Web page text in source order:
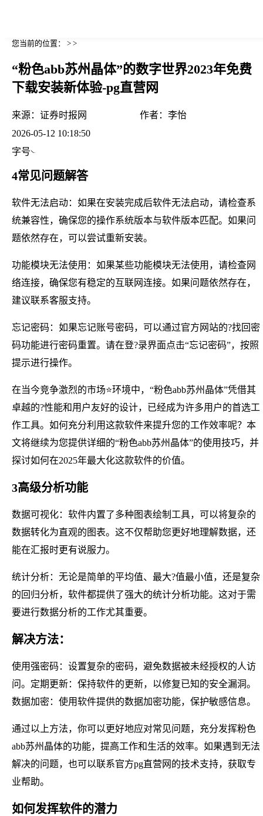
您当前的位置： > >
“粉色abb苏州晶体”的数字世界2023年免费
下载安装新体验-pg直营网
来源： 证券时报网 作者： 李怡
2026-05-12 10:18:50
字号
4常见问题解答
软件无法启动：如果在安装完成后软件无法启动，请检查系
统兼容性，确保您的操作系统版本与软件版本匹配。如果问
题依然存在，可以尝试重新安装。
功能模块无法使用：如果某些功能模块无法使用，请检查网
络连接，确保您有稳定的互联网连接。如果问题依然存在，
建议联系客服支持。
忘记密码：如果忘记账号密码，可以通过官方网站的?找回密
码功能进行密码重置。请在登?录界面点击“忘记密码”，按照
提示进行操作。
在当今竞争激烈的市场⭐环境中，“粉色abb苏州晶体”凭借其
卓越的?性能和用户友好的设计，已经成为许多用户的首选工
作工具。如何充分利用这款软件来提升您的工作效率呢？本
文将继续为您提供详细的“粉色abb苏州晶体”的使用技巧，并
探讨如何在2025年最大化这款软件的价值。
3高级分析功能
数据可视化：软件内置了多种图表绘制工具，可以将复杂的
数据转化为直观的图表。这不仅帮助您更好地理解数据，还
能在汇报时更有说服力。
统计分析：无论是简单的平均值、最大?值最小值，还是复杂
的回归分析，软件都提供了强大的统计分析功能。这对于需
要进行数据分析的工作尤其重要。
解决方法：
使用强密码：设置复杂的密码，避免数据被未经授权的人访
问。定期更新：保持软件的更新，以修复已知的安全漏洞。
数据加密：使用软件提供的数据加密功能，保护敏感信息。
通过以上方法，你可以更好地应对常见问题，充分发挥粉色
abb苏州晶体的功能，提高工作和生活的效率。如果遇到无法
解决的问题，也可以联系官方pg直营网的技术支持，获取专
业帮助。
如何发挥软件的潜力